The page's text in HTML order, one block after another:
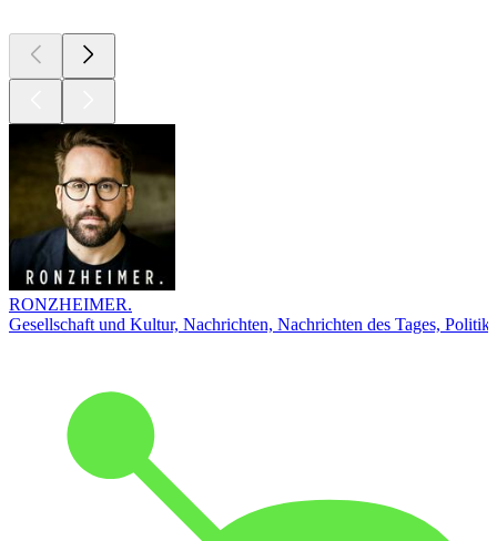
RONZHEIMER.
Gesellschaft und Kultur, Nachrichten, Nachrichten des Tages, Politik